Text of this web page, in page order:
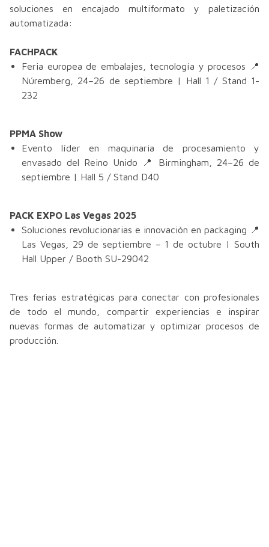
soluciones en encajado multiformato y paletización
automatizada:
FACHPACK
Feria europea de embalajes, tecnología y procesos 📍
Núremberg, 24–26 de septiembre | Hall 1 / Stand 1-
232
PPMA Show
Evento líder en maquinaria de procesamiento y
envasado del Reino Unido 📍 Birmingham, 24–26 de
septiembre | Hall 5 / Stand D40
PACK EXPO Las Vegas 2025
Soluciones revolucionarias e innovación en packaging 📍
Las Vegas, 29 de septiembre – 1 de octubre | South
Hall Upper / Booth SU-29042
Tres ferias estratégicas para conectar con profesionales
de todo el mundo, compartir experiencias e inspirar
nuevas formas de automatizar y optimizar procesos de
producción.